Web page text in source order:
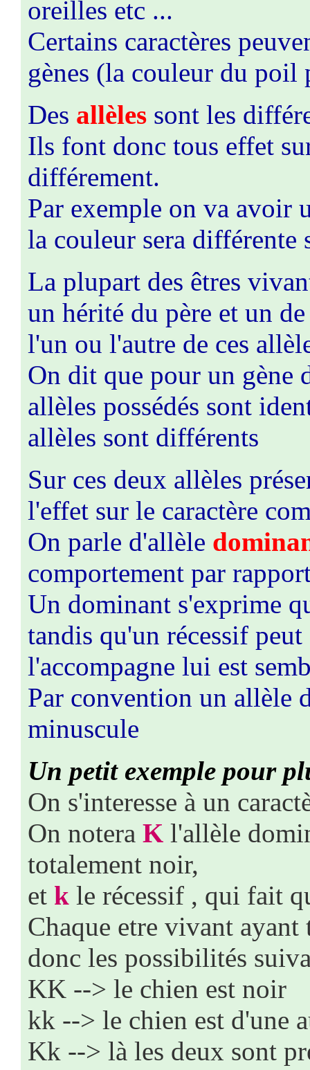
oreilles etc ...
Certains caractères
gènes (la couleur du poil
Des allèles sont les
Ils font donc tous effet
différement.
Par exemple on va avoir
la couleur sera différente
La plupart des êtres
un hérité du père et un
l'un ou l'autre de ces
On dit que pour un gène
allèles possédés sont
allèles sont différents
Sur ces deux allèles
l'effet sur le caractère
On parle d'allèle
comportement par
Un dominant s'exprime
tandis qu'un récessif
l'accompagne lui est
Par convention un allèle
minuscule
Un petit exemple pour
On s'interesse à un
On notera K l'allèle
totalement noir,
et k le récessif , qui fait
Chaque etre vivant ayant
donc les possibilités
KK --> le chien est noir
kk --> le chien est d'une
Kk --> là les deux sont